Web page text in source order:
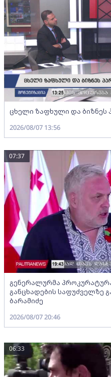
ცხელი ზაფხული და ბიზნეს
2026/08/07 13:56
გენერალურმა
განცხადების საფუძველზე
ბარამიძე
07:37
2026/08/07 20:46
06:33